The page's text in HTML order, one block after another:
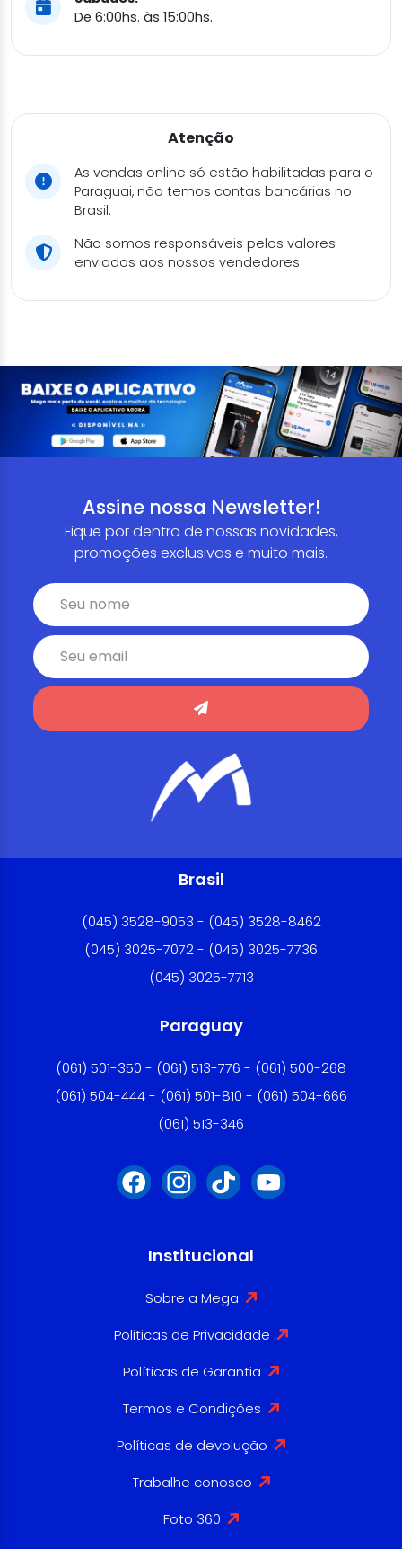
De 6:00hs. às 15:00hs.
Atenção
As vendas online só estão habilitadas para o
Paraguai, não temos contas bancárias no
Brasil.
Não somos responsáveis pelos valores
enviados aos nossos vendedores.
Assine nossa Newsletter!
Fique por dentro de nossas novidades,
promoções exclusivas e muito mais.
Brasil
(045) 3528-9053 - (045) 3528-8462
(045) 3025-7072 - (045) 3025-7736
(045) 3025-7713
Paraguay
(061) 501-350 - (061) 513-776 - (061) 500-268
(061) 504-444 - (061) 501-810 - (061) 504-666
(061) 513-346
Institucional
Sobre a Mega
Politicas de Privacidade
Políticas de Garantia
Termos e Condições
Políticas de devolução
Trabalhe conosco
Foto 360